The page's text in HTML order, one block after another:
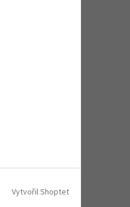
Vytvořil Shoptet